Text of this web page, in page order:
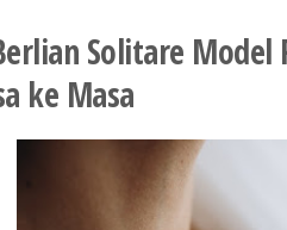
Solitare Model
ke Masa